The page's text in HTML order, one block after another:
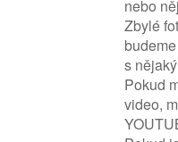
nebo
Zbylé
s
Pokud
video,